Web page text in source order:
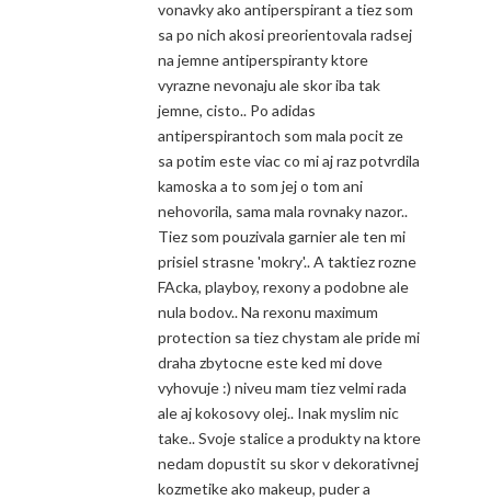
vonavky ako antiperspirant a tiez som
sa po nich akosi preorientovala radsej
na jemne antiperspiranty ktore
vyrazne nevonaju ale skor iba tak
jemne, cisto.. Po adidas
antiperspirantoch som mala pocit ze
sa potim este viac co mi aj raz potvrdila
kamoska a to som jej o tom ani
nehovorila, sama mala rovnaky nazor..
Tiez som pouzivala garnier ale ten mi
prisiel strasne 'mokry'.. A taktiez rozne
FAcka, playboy, rexony a podobne ale
nula bodov.. Na rexonu maximum
protection sa tiez chystam ale pride mi
draha zbytocne este ked mi dove
vyhovuje :) niveu mam tiez velmi rada
ale aj kokosovy olej.. Inak myslim nic
take.. Svoje stalice a produkty na ktore
nedam dopustit su skor v dekorativnej
kozmetike ako makeup, puder a